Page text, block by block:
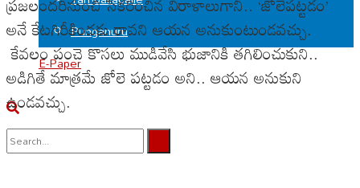
Punganuru
E-Paper
అనే కేటగిరీకిందకు రావని ఆయన అనుకుంటుండవచ్చు.
కేవలం పంచె కొసలు ముడివేసి భుజానికి తగిలించుకుని..
అడిగితే మాత్రమే జోలె పట్టడం అని.. ఆయన అనుకుని
ఉండవచ్చు.